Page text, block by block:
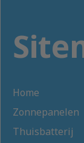
Home
Zonnepanelen
Thuisbatterij